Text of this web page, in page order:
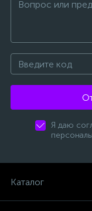
Я даю
Каталог